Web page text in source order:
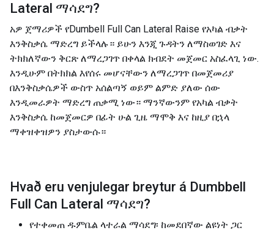
Lateral ማሳደግ?
አዎ ጀማሪዎች የDumbell Full Can Lateral Raise የአካል ብቃት
እንቅስቃሴ ማድረግ ይችላሉ። ይሁን እንጂ ጉዳትን ለማስወገድ እና
ትክክለኛውን ቅርጽ ለማረጋገጥ በቀላል ክብደት መጀመር አስፈላጊ ነው.
እንዲሁም በትክክል እየሰሩ መሆናቸውን ለማረጋገጥ በመጀመሪያ
በእንቅስቃሴዎች ውስጥ አሰልጣኝ ወይም ልምድ ያለው ሰው
እንዲመራዎት ማድረግ ጠቃሚ ነው። ማንኛውንም የአካል ብቃት
እንቅስቃሴ ከመጀመርዎ በፊት ሁል ጊዜ ማሞቅ እና ከዚያ በኋላ
ማቀዝቀዝዎን ያስታውሱ።
Hvað eru venjulegar breytur á Dumbbell
Full Can Lateral ማሳደግ?
የተቀመጠ ዱምቤል ላተራል ማሳደግ፡ ከመደበኛው ልዩነት ጋር